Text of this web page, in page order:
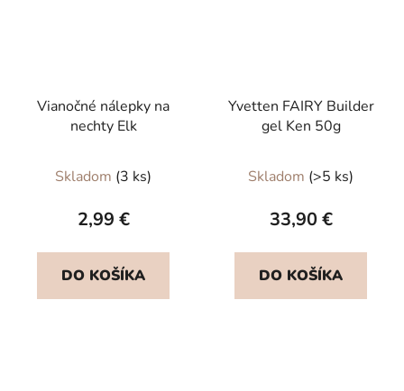
Vianočné nálepky na
nechty Elk
Skladom (3 ks)
2,99 €
DO KOŠÍKA
Yvetten FAIRY Builder
gel Ken 50g
hodnotenie
produktu
5,0
z
Skladom (>5 ks)
33,90 €
DO KOŠÍKA